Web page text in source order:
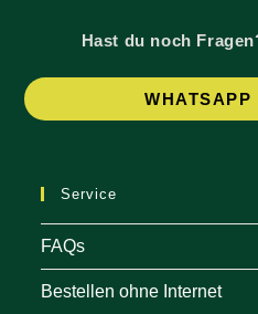
Hast du noch
WHATSAPP
Service
FAQs
Bestellen ohne Internet